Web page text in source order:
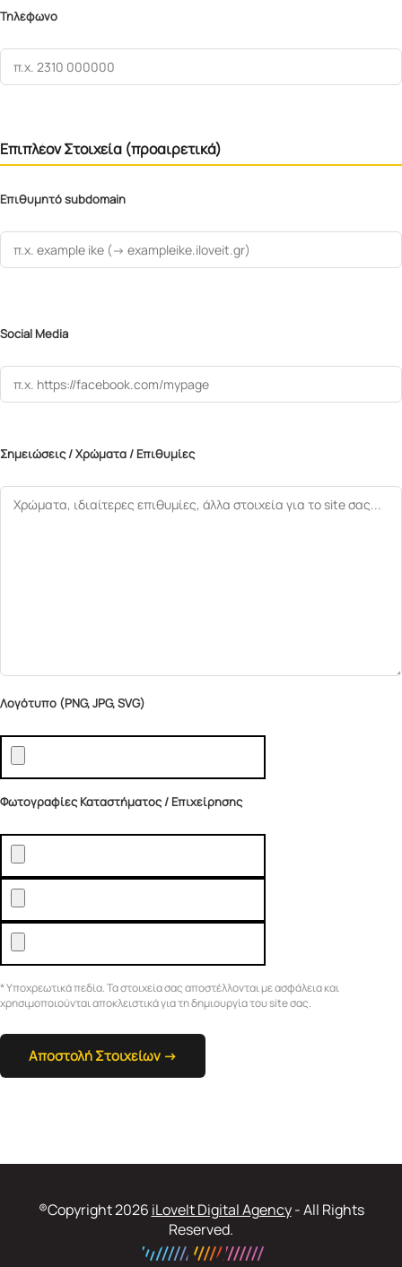
Τηλέφωνο
Επιπλέον Στοιχεία (προαιρετικά)
Επιθυμητό subdomain
Social Media
Σημειώσεις / Χρώματα / Επιθυμίες
Λογότυπο (PNG, JPG, SVG)
Φωτογραφίες Καταστήματος / Επιχείρησης
* Υποχρεωτικά πεδία. Τα στοιχεία σας αποστέλλονται με ασφάλεια και
χρησιμοποιούνται αποκλειστικά για τη δημιουργία του site σας.
®Copyright 2026 iLoveIt Digital Agency- All Rights
Reserved.